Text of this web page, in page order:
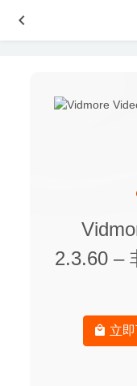
2.3.60 –
立
DjVu Reader Pro
Scrutiny 9.6.6 –
Get Backup Pro
DMG Canvas